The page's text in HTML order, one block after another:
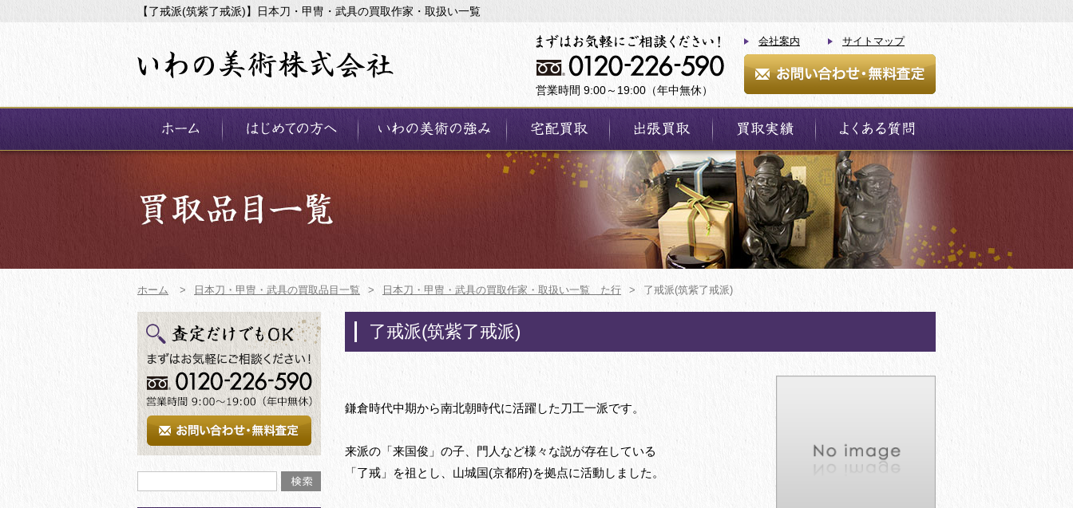
【了戒派(筑紫了戒派)】日本刀・甲冑・武具の買取作家・取扱い一覧
営業時間 9:00～19:00（年中無休）
会社案内 サイトマップ
ホーム > 日本刀・甲冑・武具の買取品目一覧 > 日本刀・甲冑・武具の買取作家・取扱い一覧 た行 > 了戒派(筑紫了戒派)
了戒派(筑紫了戒派)
鎌倉時代中期から南北朝時代に活躍した刀工一派です。
来派の「来国俊」の子、門人など様々な説が存在している
「了戒」を祖とし、山城国(京都府)を拠点に活動しました。